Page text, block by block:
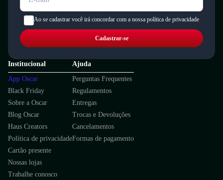
Ao se cadastrar você irá concordar com a nossa política de privacidade
Cadastrar-se
Institucional
App Oscar
Black Friday
Sobre a Oscar
Blog Oscar
Haus Creators
Política de privacidade
Cartão presente
Nossas lojas
Trabalhe conosco
Ajuda
Perguntas Frequentes
Regulamentos
Entregas
Trocas e Devoluções
Cancelamentos
Formas de pagamento